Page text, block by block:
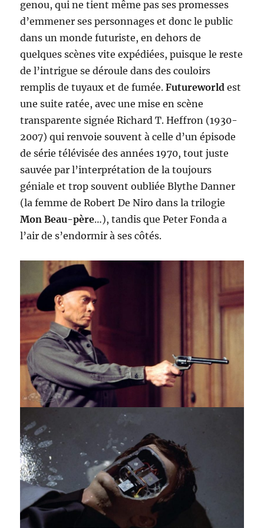
genou, qui ne tient même pas ses promesses
d’emmener ses personnages et donc le public
dans un monde futuriste, en dehors de
quelques scènes vite expédiées, puisque le reste
de l’intrigue se déroule dans des couloirs
remplis de tuyaux et de fumée.Futureworldest
une suite ratée, avec une mise en scène
transparente signée Richard T. Heffron (1930-
2007) qui renvoie souvent à celle d’un épisode
de série télévisée des années 1970, tout juste
sauvée par l’interprétation de la toujours
géniale et trop souvent oubliée Blythe Danner
(la femme de Robert De Niro dans la trilogie
Mon Beau-père…), tandis que Peter Fonda a
l’air de s’endormir à ses côtés.